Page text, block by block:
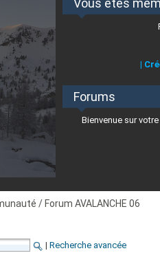
|Prévisions météo pour les jours à
des Alpes-Maritimes
Vous êtes
|
Forums
Bienvenue sur
/ Forum AVALANCHE 06
| Recherche avancée